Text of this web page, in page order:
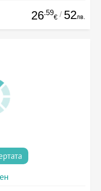
26.59
€ / 52лв.